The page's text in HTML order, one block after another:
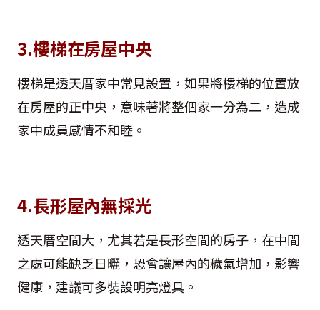
3.樓梯在房屋中央
樓梯是透天厝家中常見設置，如果將樓梯的位置放
在房屋的正中央，意味著將整個家一分為二，造成
家中成員感情不和睦。
4.長形屋內無採光
透天厝空間大，尤其若是長形空間的房子，在中間
之處可能缺乏日曬，恐會讓屋內的穢氣增加，影響
健康，建議可多裝設明亮燈具。